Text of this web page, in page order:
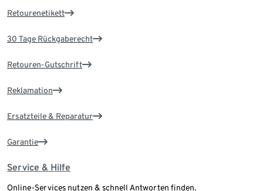
Retourenetikett
30 Tage Rückgaberecht
Retouren-Gutschrift
Reklamation
Ersatzteile & Reparatur
Garantie
Service & Hilfe
Online-Services nutzen & schnell Antworten finden.